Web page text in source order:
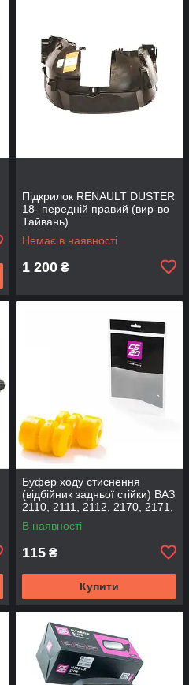
Підкрилок RENAULT DUSTER
18- передній правий (вир-во
Тайвань)
Немає в наявності
1 200 ₴
Буфер ходу стиснення
(відбійник задньої стійки) ВАЗ
2110, 2111, 2112, 2170, 2171,
2172 (2шт) (вир-во CS-20
В наявності
115 ₴
Купити